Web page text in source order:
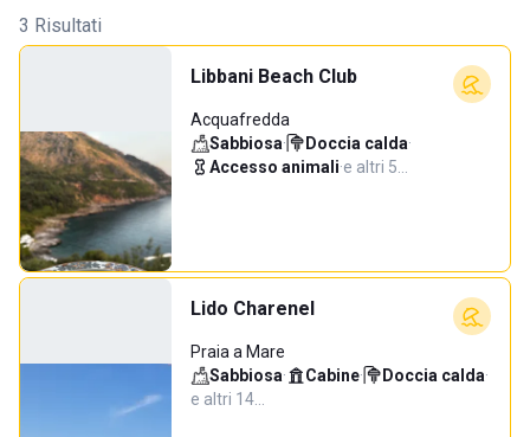
3 Risultati
Libbani Beach Club
Acquafredda
Sabbiosa· Doccia calda·
Accesso animali·e altri 5…
Lido Charenel
Praia a Mare
Sabbiosa· Cabine· Doccia calda·
e altri 14…